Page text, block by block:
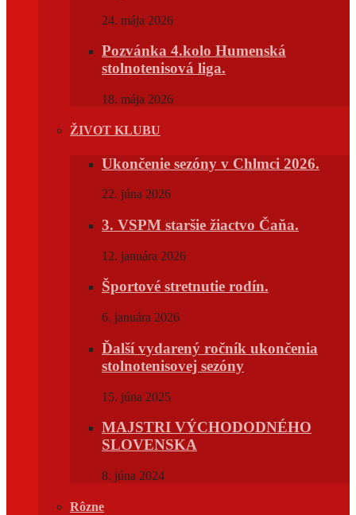
24. mája 2026
Pozvánka 4.kolo Humenská
stolnotenisová liga.
18. mája 2026
ŽIVOT KLUBU
Ukončenie sezóny v Chlmci 2026.
22. júna 2026
3. VSPM staršie žiactvo Čaňa.
12. januára 2026
Športové stretnutie rodín.
6. januára 2026
Ďalší vydarený ročník ukončenia
stolnotenisovej sezóny
15. júna 2025
MAJSTRI VÝCHODODNÉHO
SLOVENSKA
8. júna 2024
Rôzne